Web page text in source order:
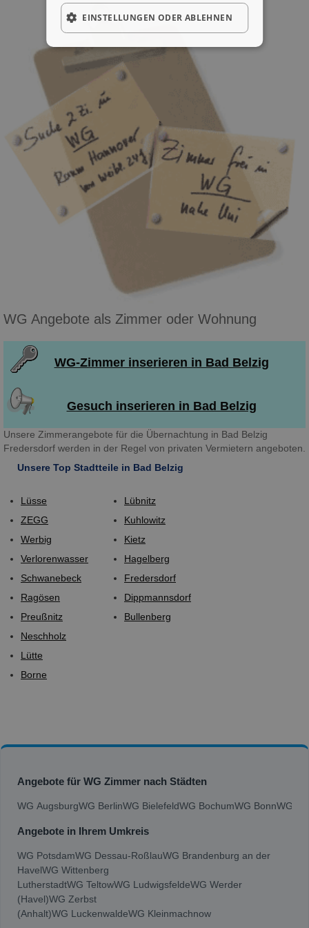
WG Angebote als Zimmer oder Wohnung
WG-Zimmer inserieren in Bad Belzig
Gesuch inserieren in Bad Belzig
Unsere Zimmerangebote für die Übernachtung in Bad Belzig
Fredersdorf werden in der Regel von privaten Vermietern angeboten.
Unsere Top Stadtteile in Bad Belzig
Lüsse
ZEGG
Werbig
Verlorenwasser
Schwanebeck
Ragösen
Preußnitz
Neschholz
Lütte
Borne
Lübnitz
Kuhlowitz
Kietz
Hagelberg
Fredersdorf
Dippmannsdorf
Bullenberg
Angebote für WG Zimmer nach Städten
WG AugsburgWG BerlinWG BielefeldWG BochumWG BonnWG
Angebote in Ihrem Umkreis
WG PotsdamWG Dessau-RoßlauWG Brandenburg an der
HavelWG Wittenberg
LutherstadtWG TeltowWG LudwigsfeldeWG Werder
(Havel)WG Zerbst
(Anhalt)WG LuckenwaldeWG Kleinmachnow
EINSTELLUNGEN ODER ABLEHNEN